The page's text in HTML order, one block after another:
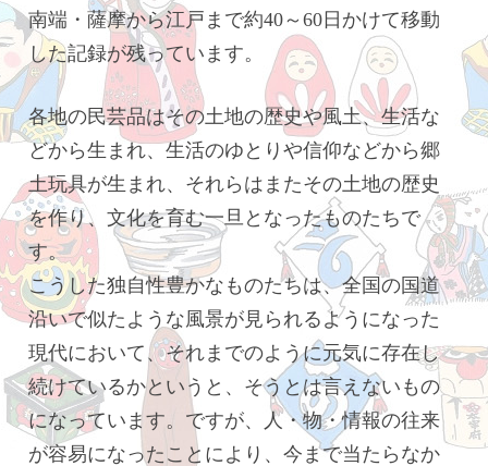
南端・薩摩から江戸まで約40～60日かけて移動
した記録が残っています。
各地の民芸品はその土地の歴史や風土、生活な
どから生まれ、生活のゆとりや信仰などから郷
土玩具が生まれ、それらはまたその土地の歴史
を作り、文化を育む一旦となったものたちで
す。
こうした独自性豊かなものたちは、全国の国道
沿いで似たような風景が見られるようになった
現代において、それまでのように元気に存在し
続けているかというと、そうとは言えないもの
になっています。ですが、人・物・情報の往来
が容易になったことにより、今まで当たらなか